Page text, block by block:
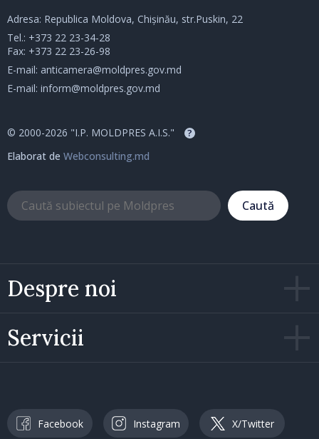
Despre noi
Servicii
Adresa: Republica Moldova, Chișinău, str.Puskin, 22
Tel.: +373 22 23-34-28
Fax: +373 22 23-26-98
E-mail: anticamera@moldpres.gov.md
E-mail: inform@moldpres.gov.md
© 2000-2026 "I.P. MOLDPRES A.I.S." ?
Elaborat de Webconsulting.md
Caută
Facebook Instagram X/Twitter